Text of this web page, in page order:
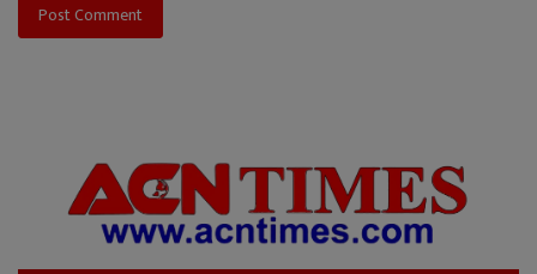
Post Comment